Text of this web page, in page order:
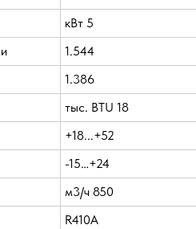
кВт 5
1.544
1.386
тыс. BTU 18
+18...+52
-15…+24
м3/ч 850
R410A